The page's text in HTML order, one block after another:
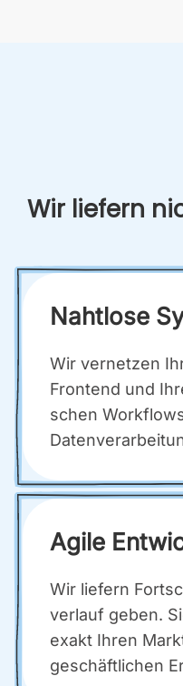
Wir lie­fern
Naht­lo­se
Wir ver­net­zen
Front­end und
schen
Agi­le
Wir lie­fern
ver­lauf geben.
exakt Ihren
geschäft­li­chen